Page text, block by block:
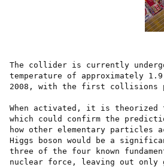
The collider is currently
temperature of approximately
2008, with the first collisions
When activated, it is theorized
which could confirm the
how other elementary particles
Higgs boson would be a
three of the four known
nuclear force, leaving out only